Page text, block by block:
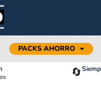
PACKS AHORRO
🔄